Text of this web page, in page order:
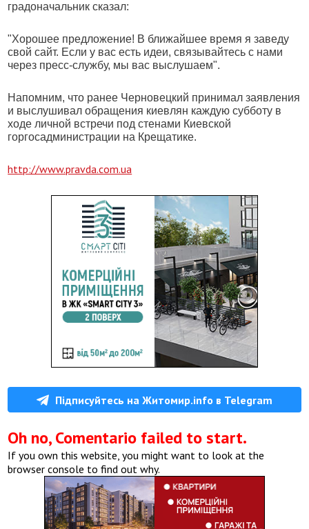
градоначальник сказал:
"Хорошее предложение! В ближайшее время я заведу
свой сайт. Если у вас есть идеи, связывайтесь с нами
через пресс-службу, мы вас выслушаем".
Напомним, что ранее Черновецкий принимал заявления
и выслушивал обращения киевлян каждую субботу в
ходе личной встречи под стенами Киевской
горгосадминистрации на Крещатике.
http://www.pravda.com.ua
Підписуйтесь на Житомир.info в Telegram
Oh no, Comentario failed to start.
If you own this website, you might want to look at the
browser console to find out why.